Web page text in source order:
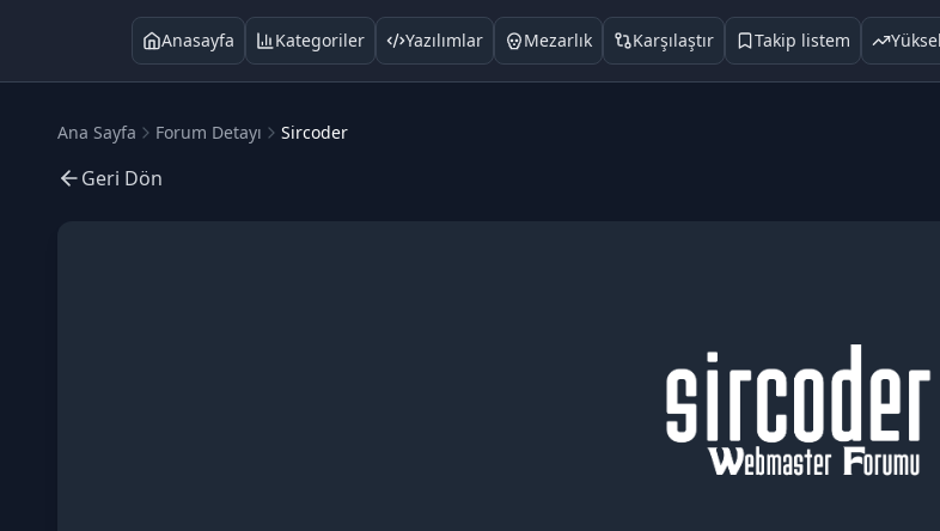
Anasayfa Kategoriler Yazılımlar Mezarlık Karşılaştır Takip listem
Ana Sayfa Forum Detayı Sircoder
Geri Dön